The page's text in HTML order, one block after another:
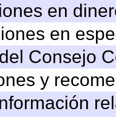
en
en
Consejo
y